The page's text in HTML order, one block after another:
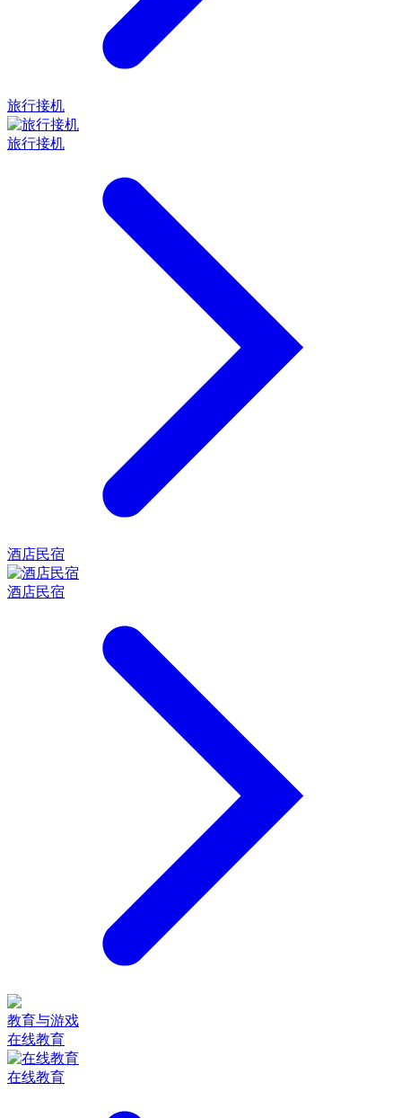
旅行接机
旅行接机
酒店民宿
酒店民宿
教育与游戏
在线教育
在线教育